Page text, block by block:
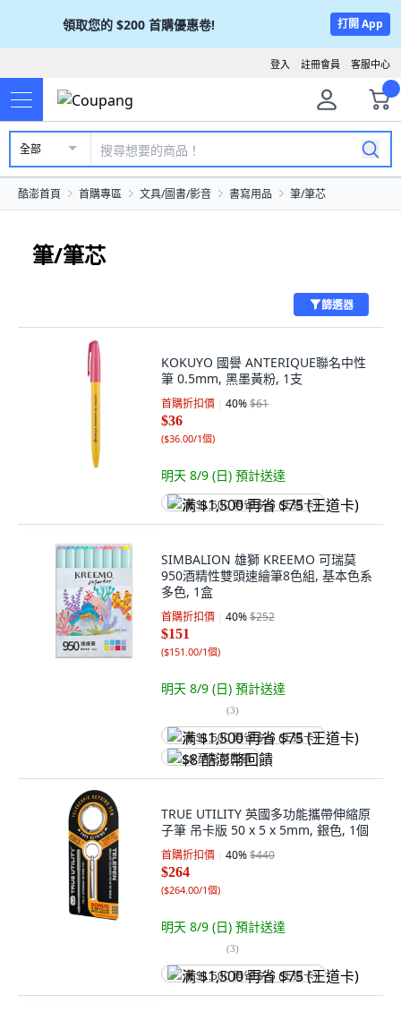
領取您的 $200 首購優惠卷! 打開 App
客服中心
註冊會員
登入
全部
酷澎首頁 首購專區 文具/圖書/影音 書寫用品 筆/筆芯
筆/筆芯
篩選器
KOKUYO 國譽 ANTERIQUE聯名中性
筆 0.5mm, 黑墨黃粉, 1支
首購折扣價 40%$61
$36
($36.00/1個)
明天 8/9 (日) 預計送達
满 $1,500 再省 $75 (王道卡)
SIMBALION 雄獅 KREEMO 可瑞莫
950酒精性雙頭速繪筆8色組, 基本色系
多色, 1盒
首購折扣價 40%$252
$151
($151.00/1個)
明天 8/9 (日) 預計送達
(3)
满 $1,500 再省 $75 (王道卡)
$8 酷澎幣回饋
TRUE UTILITY 英國多功能攜帶伸縮原
子筆 吊卡版 50 x 5 x 5mm, 銀色, 1個
首購折扣價 40%$440
$264
($264.00/1個)
明天 8/9 (日) 預計送達
(3)
满 $1,500 再省 $75 (王道卡)